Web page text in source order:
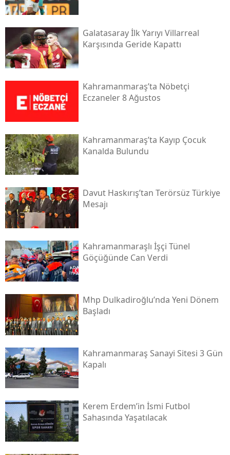
Galatasaray İlk Yarıyı Villarreal
Karşısında Geride Kapattı
Kahramanmaraş’ta Nöbetçi
Eczaneler 8 Ağustos
Kahramanmaraş’ta Kayıp Çocuk
Kanalda Bulundu
Davut Haskırış’tan Terörsüz Türkiye
Mesajı
Kahramanmaraşlı İşçi Tünel
Göçüğünde Can Verdi
Mhp Dulkadiroğlu’nda Yeni Dönem
Başladı
Kahramanmaraş Sanayi Sitesi 3 Gün
Kapalı
Kerem Erdem’in İsmi Futbol
Sahasında Yaşatılacak